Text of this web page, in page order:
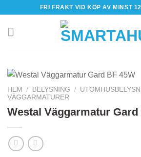
content
FRI FRAKT VID KÖP AV MINST
HEM / BELYSNING /
VÄGGARMATURER
Westal Väggarmatur Gard